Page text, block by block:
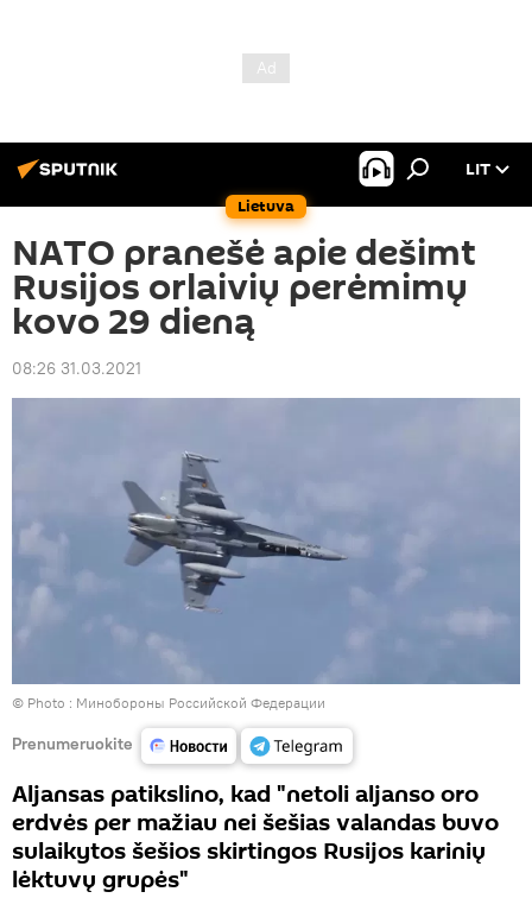
Lietuva
LIT
NATO pranešė apie dešimt
Rusijos orlaivių perėmimų
kovo 29 dieną
08:26 31.03.2021
© Photo : Минобороны Российской Федерации
Prenumeruokite
Aljansas patikslino, kad "netoli aljanso oro
erdvės per mažiau nei šešias valandas buvo
sulaikytos šešios skirtingos Rusijos karinių
lėktuvų grupės"